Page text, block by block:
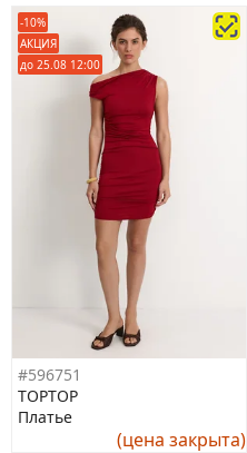
-10%
АКЦИЯ
до 25.08 12:00
#596751
TOPTOP
Платье
(цена закрыта)